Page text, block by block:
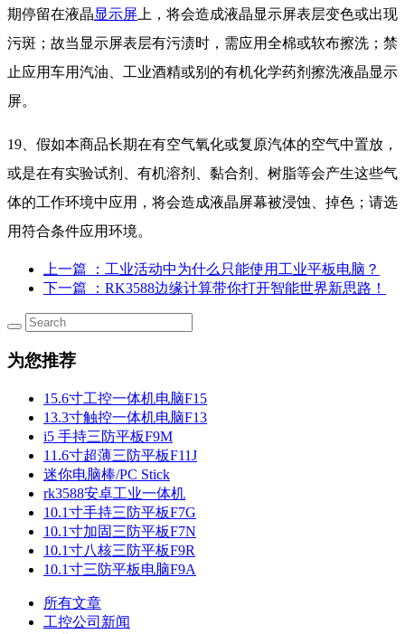
期停留在液晶显示屏 上，将会造成液晶显示屏表层变色或出现
污斑；故当显示屏表层有污渍时，需应用全棉或软布擦洗；禁
止应用车用汽油、工业酒精或别的有机化学药剂擦洗液晶显示
屏。
19、假如本商品长期在有空气氧化或复原汽体的空气中置放，
或是在有实验试剂、有机溶剂、黏合剂、树脂等会产生这些气
体的工作环境中应用，将会造成液晶屏幕被浸蚀、掉色；请选
用符合条件应用环境。
上一篇
：工业活动中为什么只能使用工业平板电脑？
下一篇
：RK3588边缘计算带你打开智能世界新思路！
为您推荐
15.6寸工控一体机电脑F15
13.3寸触控一体机电脑F13
i5 手持三防平板F9M
11.6寸超薄三防平板F11J
迷你电脑棒/PC Stick
rk3588安卓工业一体机
10.1寸手持三防平板F7G
10.1寸加固三防平板F7N
10.1寸八核三防平板F9R
10.1寸三防平板电脑F9A
所有文章
工控公司新闻